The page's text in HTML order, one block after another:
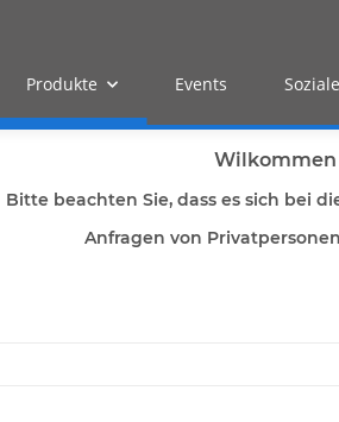
Produkte Events
Wilkommen
Bitte beachten Sie, dass es sich bei
Anfragen von